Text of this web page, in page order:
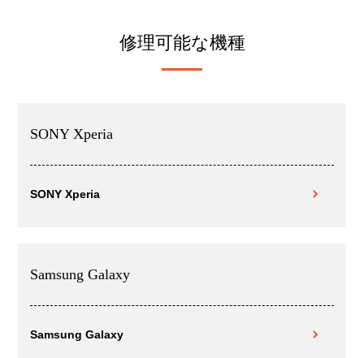
修理可能な機種
SONY Xperia
SONY Xperia
Samsung Galaxy
Samsung Galaxy